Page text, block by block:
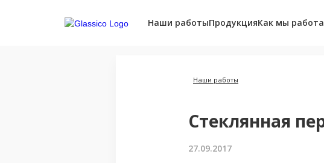
Наши работыПродукцияКак мы
Наши работы
Стеклянная
27.09.2017